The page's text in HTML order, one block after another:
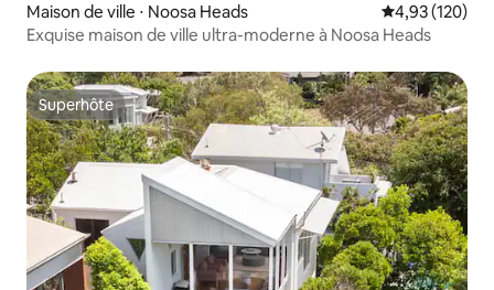
Maison de ville ⋅ Noosa Heads Évaluation
4,93 (120)
Exquise maison de ville ultra-moderne à Noosa Heads
Superhôte
Superhôte